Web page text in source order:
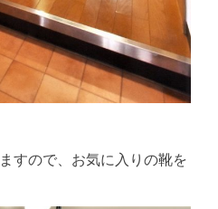
すので、お気に入りの靴を